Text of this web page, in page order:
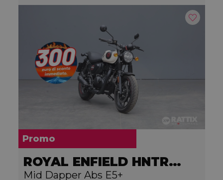
Promo
ROYAL ENFIELD HNTR 350
Mid Dapper Abs E5+